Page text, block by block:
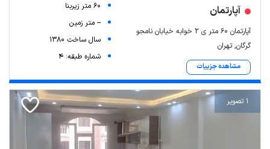
آپارتمان
آپارتمان ۶۰ متر ی ۲ خوابه خیابان نامجو
گرگان, تهران
مشاهده جزییات
60 متر زیربنا
-- متر زمین
سال ساخت 1380
شماره طبقه: 4
1 تصویر